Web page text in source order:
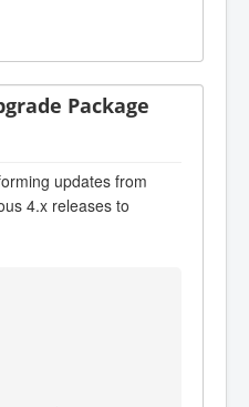
Package
updates from
4.x releases to